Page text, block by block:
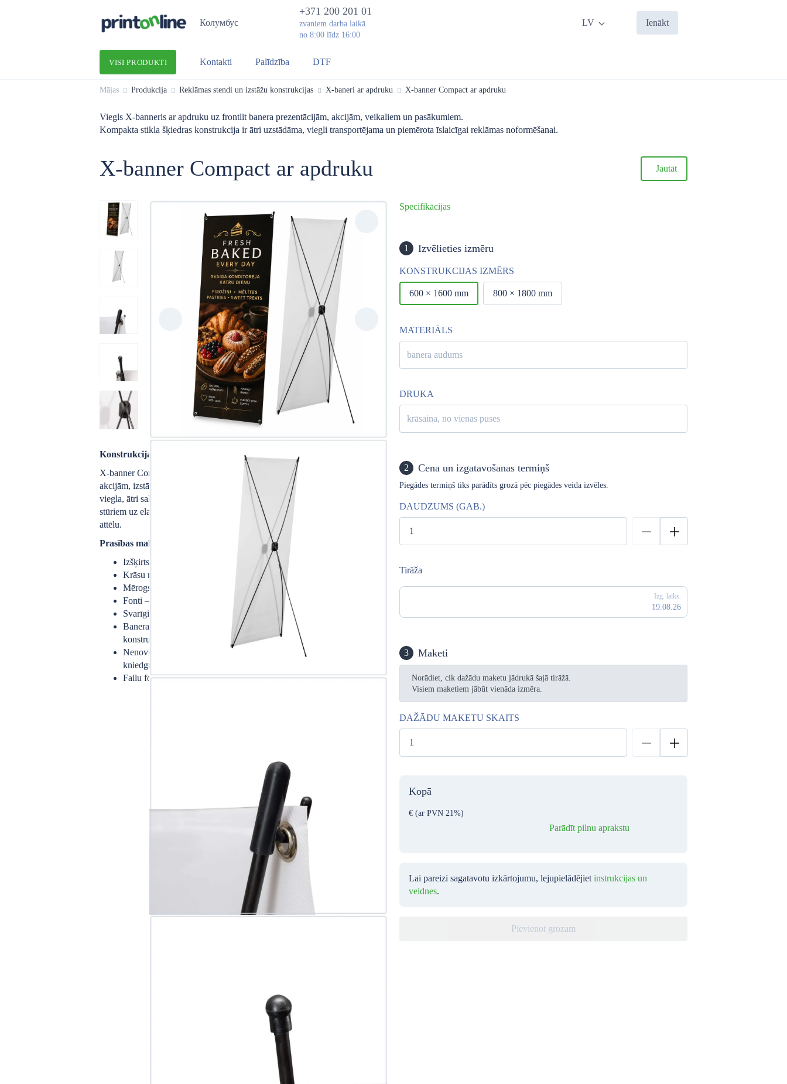
Колумбус
+371 200 201 01
zvaniem darba laikā
no 8:00 līdz 16:00
LV Ienākt
VISI PRODUKTI Kontakti Palīdzība DTF
Mājas Produkcija Reklāmas stendi un izstāžu konstrukcijas X-baneri ar apdruku X-banner Compact ar apdruku
Viegls X-banneris ar apdruku uz frontlit banera prezentācijām, akcijām, veikaliem un pasākumiem.
Kompakta stikla šķiedras konstrukcija ir ātri uzstādāma, viegli transportējama un piemērota īslaicīgai reklāmas noformēšanai.
X-banner Compact ar apdruku Jautāt
Konstrukcijas apraksts:
X-banner Compact ir viegla un ekonomiska konstrukcija prezentācijām,
akcijām, izstādēm un reklāmas pasākumiem. Stikla šķiedras konstrukcija ir ļoti
viegla, ātri saliekama un ērti transportējama. Banera audekls tiek nostiepts aiz
stūriem uz elastīgiem turētājiem, tāpēc stends lietošanas laikā stabili notur
attēlu.
Prasības maketam:
Izšķirtspēja — ne mazāka kā 150 DPI
Krāsu modelis — CMYK
Mērogs — 1:1
Fonti — līknēs
Svarīgie elementi — ne tuvāk par 30 mm no malas
Banera stūros tiek uzstādīti 4 kniedgredzeni stiprināšanai pie
konstrukcijas
Nenovietojiet svarīgu tekstu, logotipus un citus nozīmīgus elementus
kniedgredzenu uzstādīšanas vietās
Failu formāti — PDF, TIFF, JPG
Specifikācijas
1 Izvēlieties izmēru
KONSTRUKCIJAS IZMĒRS
600 × 1600 mm 800 × 1800 mm
MATERIĀLS
banera audums
DRUKA
krāsaina, no vienas puses
2 Cena un izgatavošanas termiņš
Piegādes termiņš tiks parādīts grozā pēc piegādes veida izvēles.
DAUDZUMS (GAB.)
Tirāža
Izg. laiks.
19.08.26
3 Maketi
Norādiet, cik dažādu maketu jādrukā šajā tirāžā.
Visiem maketiem jābūt vienāda izmēra.
DAŽĀDU MAKETU SKAITS
Kopā
€ (ar PVN 21%)
Parādīt pilnu aprakstu
Lai pareizi sagatavotu izkārtojumu, lejupielādējiet instrukcijas un
veidnes.
Pievienot grozam